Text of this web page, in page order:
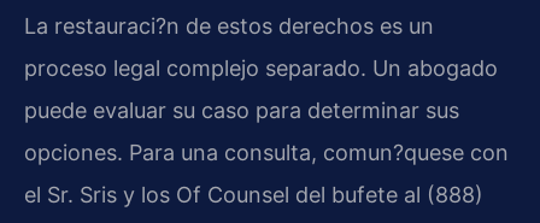
La restauraci?n de estos derechos es un
proceso legal complejo separado. Un abogado
puede evaluar su caso para determinar sus
opciones. Para una consulta, comun?quese con
el Sr. Sris y los Of Counsel del bufete al (888)